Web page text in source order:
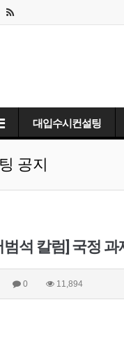
대입수시컨설팅
공지
범석 칼럼] 국정
0 11,894